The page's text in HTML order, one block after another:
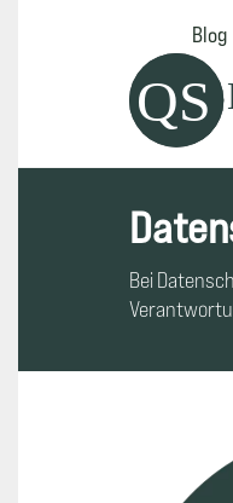
Blog
Bei